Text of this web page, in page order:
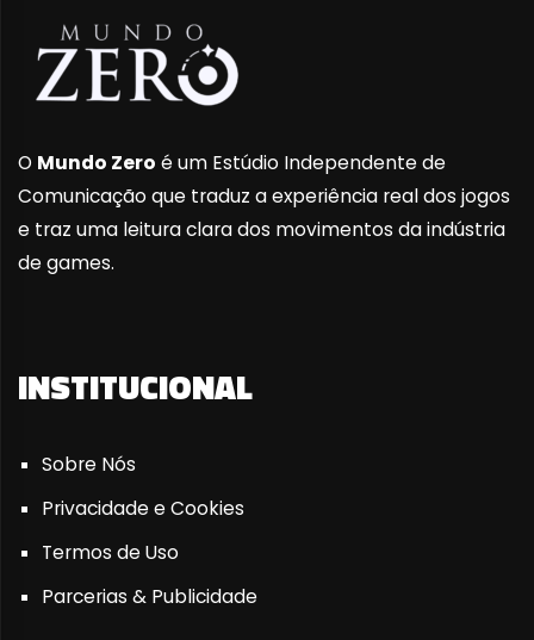
O Mundo Zero é um Estúdio Independente de
Comunicação que traduz a experiência real dos jogos
e traz uma leitura clara dos movimentos da indústria
de games.
INSTITUCIONAL
Sobre Nós
Privacidade e Cookies
Termos de Uso
Parcerias & Publicidade